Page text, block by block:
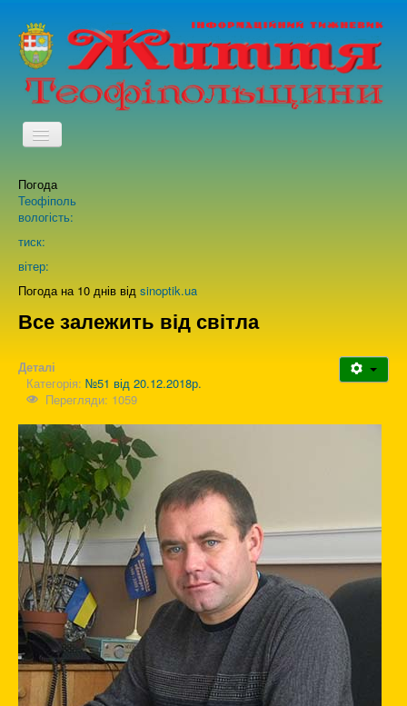
TPL_PROTOSTAR_TOGGLE_MENU
Про нас
Погода
Теофіполь
вологість:
тиск:
вітер:
Погода на 10 днів від sinoptik.ua
Все залежить від світла
Деталі
Категорія: №51 від 20.12.2018р.
Перегляди: 1059